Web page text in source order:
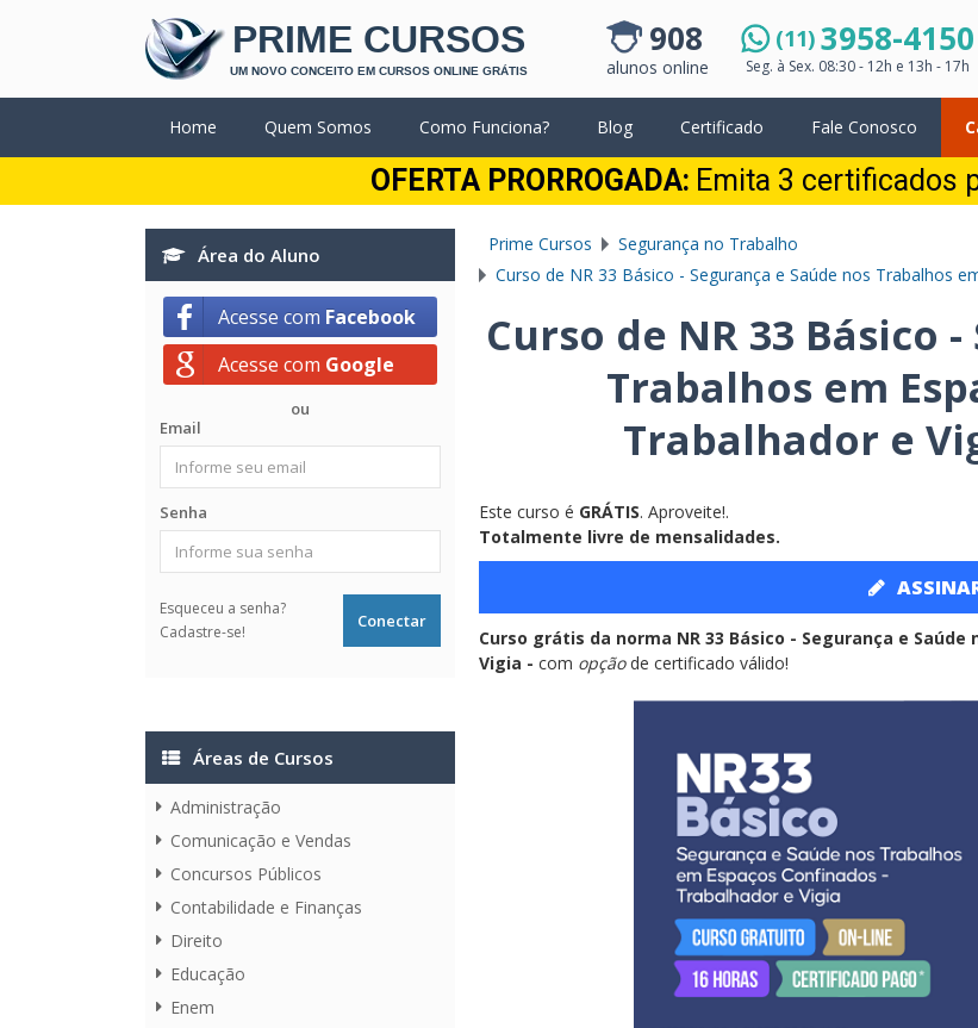
PRIME CURSOS
UM NOVO CONCEITO EM CURSOS ONLINE GRÁTIS
908
alunos online
(11)3958-4150
Seg. à Sex. 08:30 - 12h e 13h - 17h
Pesquisar
Home Quem Somos Como Funciona? Blog Certificado Fale Conosco
OFERTA PRORROGADA: Emita 3 certificados
Área do Aluno
Acesse com Facebook
Acesse com Google
ou
Email
Senha
Esqueceu a senha?
Cadastre-se!
Áreas de Cursos
Administração
Comunicação e Vendas
Concursos Públicos
Contabilidade e Finanças
Direito
Educação
Enem
Prime Cursos
Segurança no Trabalho
Curso de NR 33 Básico - Segurança e Saúde nos Trabalhos
Curso de NR 33 Básico
Trabalhos em
Trabalhador e
Este curso é GRÁTIS. Aproveite!.
Totalmente livre de mensalidades.
Curso grátis da norma NR 33 Básico - Segurança e
Vigia - com opçãode certificado válido!